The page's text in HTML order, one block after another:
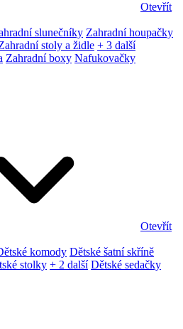
Otevřít
slunečníky Zahradní houpačky
stoly a židle + 3 další
Zahradní boxy Nafukovačky
Otevřít
komody Dětské šatní skříně
stolky + 2 další Dětské sedačky